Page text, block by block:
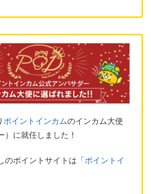
ポイントインカムのインカム大使
）に就任しました！
のポイントサイトは「 ポイントイ